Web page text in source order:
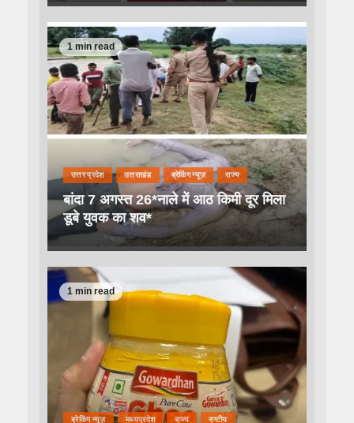
1 min read
उत्तर प्रदेश उत्तराखंड ब्रेकिंग न्यूज़ राज्य
बांदा 7 अगस्त 26*नाले में आठ किमी दूर मिला
डूबे युवक का शव*
1 min read
ब्रेकिंग न्यूज़ मध्यप्रदेश राज्य राष्टीय